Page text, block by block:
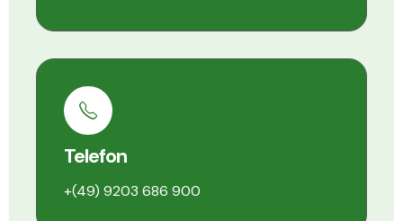
Telefon
+(49) 9203 686 900